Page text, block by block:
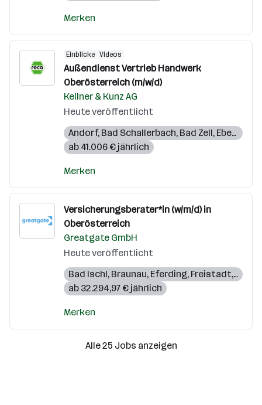
Merken
Einblicke Videos
Außendienst Vertrieb Handwerk
Oberösterreich (m/w/d)
Kellner & Kunz AG
Heute veröffentlicht
Andorf, Bad Schallerbach, Bad Zell, Eberstalzell
ab 41.006 € jährlich
Merken
Versicherungsberater*in (w/m/d) in
Oberösterreich
Greatgate GmbH
Heute veröffentlicht
Bad Ischl, Braunau, Eferding, Freistadt,
ab 32.294,97 € jährlich
Merken
Alle 25 Jobs anzeigen